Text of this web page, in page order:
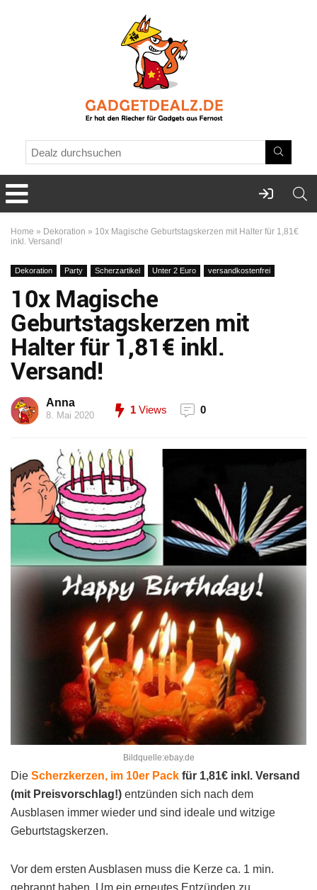
Home » Dekoration » 10x Magische Geburtstagskerzen mit Halter für 1,81€
inkl. Versand!
Dekoration Party Scherzartikel Unter 2 Euro versandkostenfrei
10x Magische
Geburtstagskerzen mit
Halter für 1,81€ inkl.
Versand!
Anna
8. Mai 2020 1 Views 0
Bildquelle:ebay.de
Die Scherzkerzen, im 10er Pack für 1,81€ inkl. Versand
(mit Preisvorschlag!) entzünden sich nach dem
Ausblasen immer wieder und sind ideale und witzige
Geburtstagskerzen.
Vor dem ersten Ausblasen muss die Kerze ca. 1 min.
gebrannt haben. Um ein erneutes Entzünden zu